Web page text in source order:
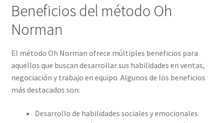
Beneficios del método Oh
Norman
El método Oh Norman ofrece múltiples beneficios para
aquellos que buscan desarrollar sus habilidades en ventas,
negociación y trabajo en equipo. Algunos de los beneficios
más destacados son:
Desarrollo de habilidades sociales y emocionales